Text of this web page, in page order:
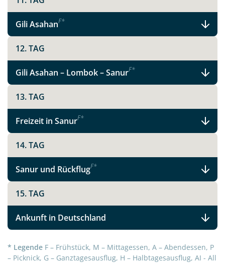
Indonesien
Facebook
Instagram
X
WhatsApp
Telegram
per E-Mail senden
Link kopieren
Gili AsahanF*
12. TAG
Gili Asahan – Lombok – SanurF*
13. TAG
Freizeit in SanurF*
14. TAG
Sanur und RückflugF*
15. TAG
Ankunft in Deutschland
* Legende F – Frühstück, M – Mittagessen, A – Abendessen, P
– Picknick, G – Ganztagesausflug, H – Halbtagesausflug, AI - All